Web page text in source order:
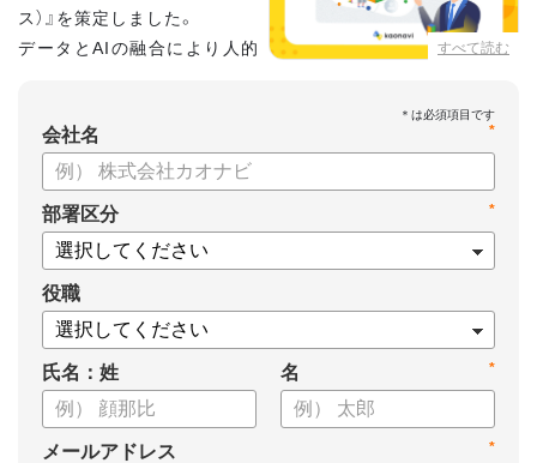
すべて読む
ス）』を策定しました。
データとAIの融合により人的
【資料の内容】
・新ビジョン「Talent intelligence™」実現へのロードマップ
・HRSaaS事業とHRSolution事業が循環する「Infinite Model」
・AI活用の土台、カオナビの「タレントマネジメント」でできる
こと
*
会社名
*
部署区分
役職
氏名：姓 *
名
*
メールアドレス